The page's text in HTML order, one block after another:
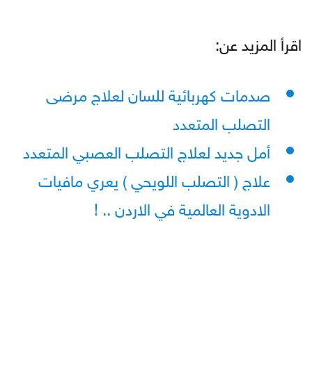
اقرأ المزيد عن:
صدمات كهربائية للسان لعلاج مرضى
التصلب المتعدد
أمل جديد لعلاج التصلب العصبي المتعدد
علاج ( التصلب اللويحي ) يعري مافيات
الادوية العالمية في الاردن .. !